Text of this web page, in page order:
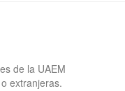
de la UAEM
extranjeras.